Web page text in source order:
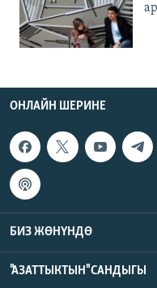
ОНЛАЙН ШЕРИНЕ
БИЗ ЖӨНҮНДӨ
"АЗАТТЫКТЫН" САНДЫГЫ